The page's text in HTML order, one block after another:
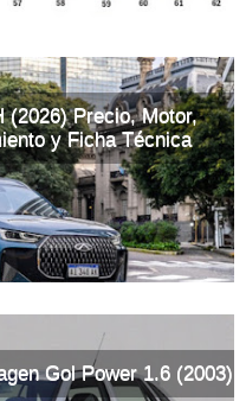
(2026) Precio, Motor,
y Ficha Técnica
Gol Power 1.6 (2003)